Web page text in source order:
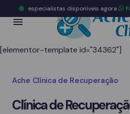
[elementor-template id="34362"]
Ache Clínica de Recuperação
Clínica de
especialistas disponíveis agora